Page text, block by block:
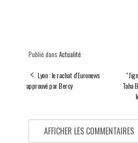
Publié dans Actualité
Lyon : le rachat d'Euronews
approuvé par Bercy
Taha
AFFICHER LES COMMENTAIRES